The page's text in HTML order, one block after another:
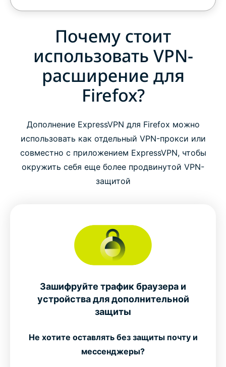
Почему стоит
использовать VPN-
расширение для
Firefox?
Дополнение ExpressVPN для Firefox можно
использовать как отдельный VPN-прокси или
совместно с приложением ExpressVPN, чтобы
окружить себя еще более продвинутой VPN-
защитой
Зашифруйте трафик браузера и
устройства для дополнительной
защиты
Не хотите оставлять без защиты почту и
мессенджеры?